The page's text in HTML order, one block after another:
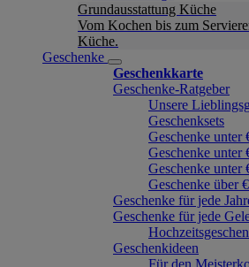
Grundausstattung Küche
Vom Kochen bis zum
Küche.
Geschenke
Geschenkkarte
Geschenke-Ratgeber
Unsere
Geschenksets
Geschenke unter
Geschenke unter
Geschenke unter
Geschenke über
Geschenke für jede
Geschenke für jede
Geschenkideen
Für den